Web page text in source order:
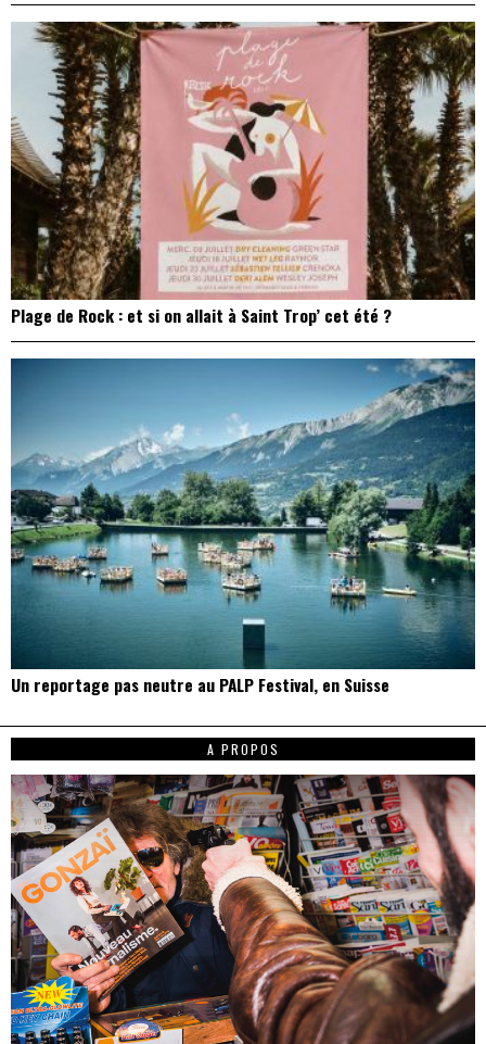
Plage de Rock : et si on allait à Saint Trop’ cet été ?
Un reportage pas neutre au PALP Festival, en Suisse
A PROPOS